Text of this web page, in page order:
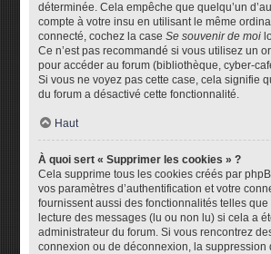
déterminée. Cela empêche que quelqu’un
compte à votre insu en utilisant le même
connecté, cochez la caseSe souvenir de moi
Ce n’est pas recommandé si vous utilisez un
pour accéder au forum (bibliothèque, cyber-
Si vous ne voyez pas cette case, cela signifie
du forum a désactivé cette fonctionnalité.
Haut
À quoi sert « Supprimer les cookies » ?
Cela supprime tous les cookies créés par
vos paramètres d’authentification et votre
fournissent aussi des fonctionnalités telles
lecture des messages (lu ou non lu) si cela a
administrateur du forum. Si vous rencontrez
connexion ou de déconnexion, la suppression